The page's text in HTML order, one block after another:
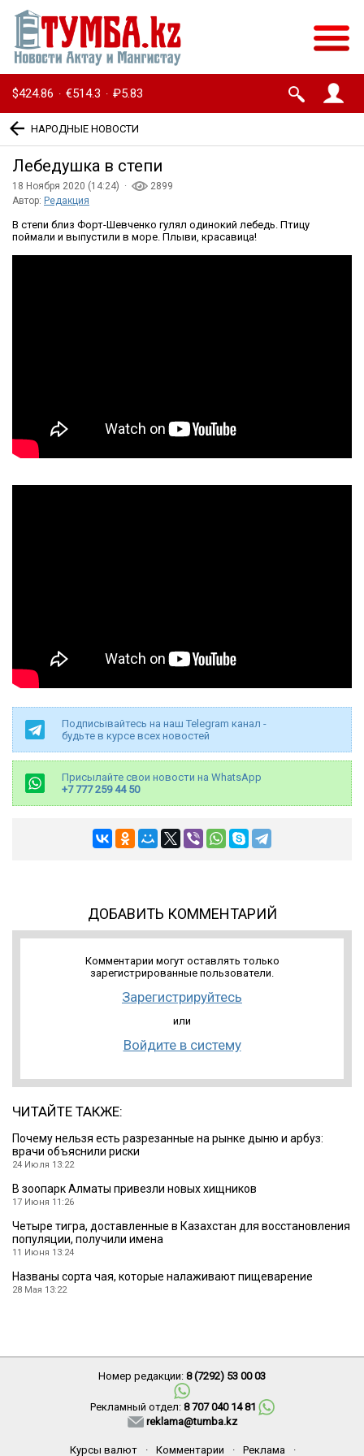
$424.86 · €514.3 · ₽5.83
НАРОДНЫЕ НОВОСТИ
Лебедушка в степи
18 Ноября 2020 (14:24) ·
2899
Автор: Редакция
В степи близ Форт-Шевченко гулял одинокий лебедь. Птицу
поймали и выпустили в море. Плыви, красавица!
Подписывайтесь на наш Telegram канал -
будьте в курсе всех новостей
Присылайте свои новости на WhatsApp
+7 777 259 44 50
ДОБАВИТЬ КОММЕНТАРИЙ
Комментарии могут оставлять только
зарегистрированные пользователи.
Зарегистрируйтесь
или
Войдите в систему
ЧИТАЙТЕ ТАКЖЕ:
Почему нельзя есть разрезанные на рынке дыню и арбуз:
врачи объяснили риски
24 Июля 13:22
В зоопарк Алматы привезли новых хищников
17 Июня 11:26
Четыре тигра, доставленные в Казахстан для восстановления
популяции, получили имена
11 Июня 13:24
Названы сорта чая, которые налаживают пищеварение
28 Мая 13:22
Номер редакции: 8 (7292) 53 00 03
Рекламный отдел: 8 707 040 14 81
reklama@tumba.kz
Курсы валют · Комментарии · Реклама ·